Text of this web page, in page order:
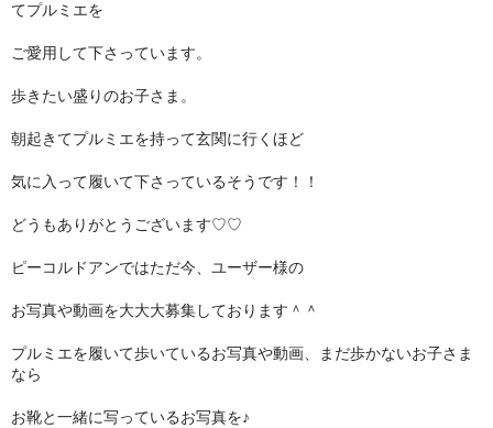
てプルミエを
ご愛用して下さっています。
歩きたい盛りのお子さま。
朝起きてプルミエを持って玄関に行くほど
気に入って履いて下さっているそうです！！
どうもありがとうございます♡♡
ピーコルドアンではただ今、ユーザー様の
お写真や動画を大大大募集しております＾＾
プルミエを履いて歩いているお写真や動画、まだ歩かないお子さま
なら
お靴と一緒に写っているお写真を♪